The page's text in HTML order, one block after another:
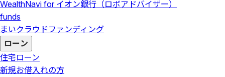
WealthNavi for イオン銀行（ロボアドバイザー）
funds
まいクラウドファンディング
ローン
住宅ローン
新規お借入れの方